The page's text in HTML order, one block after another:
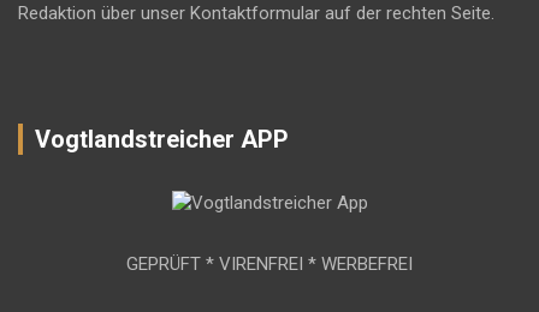
Redaktion über unser Kontaktformular auf der rechten Seite.
Vogtlandstreicher APP
GEPRÜFT * VIRENFREI * WERBEFREI